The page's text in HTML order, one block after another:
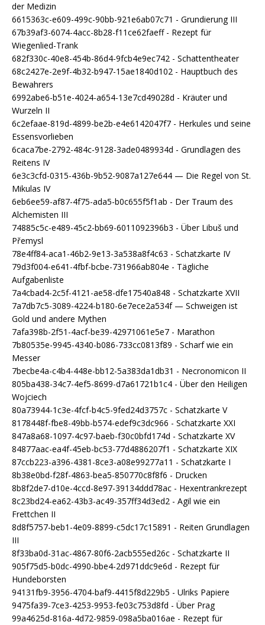
der Medizin
6615363c-e609-499c-90bb-921e6ab07c71 - Grundierung III
67b39af3-6074-4acc-8b28-f11ce62faeff - Rezept für
Wiegenlied-Trank
682f330c-40e8-454b-86d4-9fcb4e9ec742 - Schattentheater
68c2427e-2e9f-4b32-b947-15ae1840d102 - Hauptbuch des
Bewahrers
6992abe6-b51e-4024-a654-13e7cd49028d - Kräuter und
Wurzeln II
6c2efaae-819d-4899-be2b-e4e6142047f7 - Herkules und seine
Essensvorlieben
6caca7be-2792-484c-9128-3ade0489934d - Grundlagen des
Reitens IV
6e3c3cfd-0315-436b-9b52-9087a127e644 — Die Regel von St.
Mikulas IV
6eb6ee59-af87-4f75-ada5-b0c655f5f1ab - Der Traum des
Alchemisten III
74885c5c-e489-45c2-bb69-6011092396b3 - Über Libuš und
Přemysl
78e4ff84-aca1-46b2-9e13-3a538a8f4c63 - Schatzkarte IV
79d3f004-e641-4fbf-bcbe-731966ab804e - Tägliche
Aufgabenliste
7a4cbad4-2c5f-4121-ae58-dfe17540a848 - Schatzkarte XVII
7a7db7c5-3089-4224-b180-6e7ece2a534f — Schweigen ist
Gold und andere Mythen
7afa398b-2f51-4acf-be39-42971061e5e7 - Marathon
7b80535e-9945-4340-b086-733cc0813f89 - Scharf wie ein
Messer
7becbe4a-c4b4-448e-bb12-5a383da1db31 - Necronomicon II
805ba438-34c7-4ef5-8699-d7a61721b1c4 - Über den Heiligen
Wojciech
80a73944-1c3e-4fcf-b4c5-9fed24d3757c - Schatzkarte V
8178448f-fbe8-49bb-b574-edef9c3dc966 - Schatzkarte XXI
847a8a68-1097-4c97-baeb-f30c0bfd174d - Schatzkarte XV
84877aac-ea4f-45eb-bc53-77d4886207f1 - Schatzkarte XIX
87ccb223-a396-4381-8ce3-a08e99277a11 - Schatzkarte I
8b38e0bd-f28f-4863-bea5-850770c8f8f6 - Drucken
8b8f2de7-d10e-4ccd-8e97-39134ddd78ac - Hexentrankrezept
8c23bd24-ea62-43b3-ac49-357ff34d3ed2 - Agil wie ein
Frettchen II
8d8f5757-beb1-4e09-8899-c5dc17c15891 - Reiten Grundlagen
III
8f33ba0d-31ac-4867-80f6-2acb555ed26c - Schatzkarte II
905f75d5-b0dc-4990-bbe4-2d971ddc9e6d - Rezept für
Hundeborsten
94131fb9-3956-4704-baf9-4415f8d229b5 - Ulriks Papiere
9475fa39-7ce3-4253-9953-fe03c753d8fd - Über Prag
99a4625d-816a-4d72-9859-098a5ba016ae - Rezept für